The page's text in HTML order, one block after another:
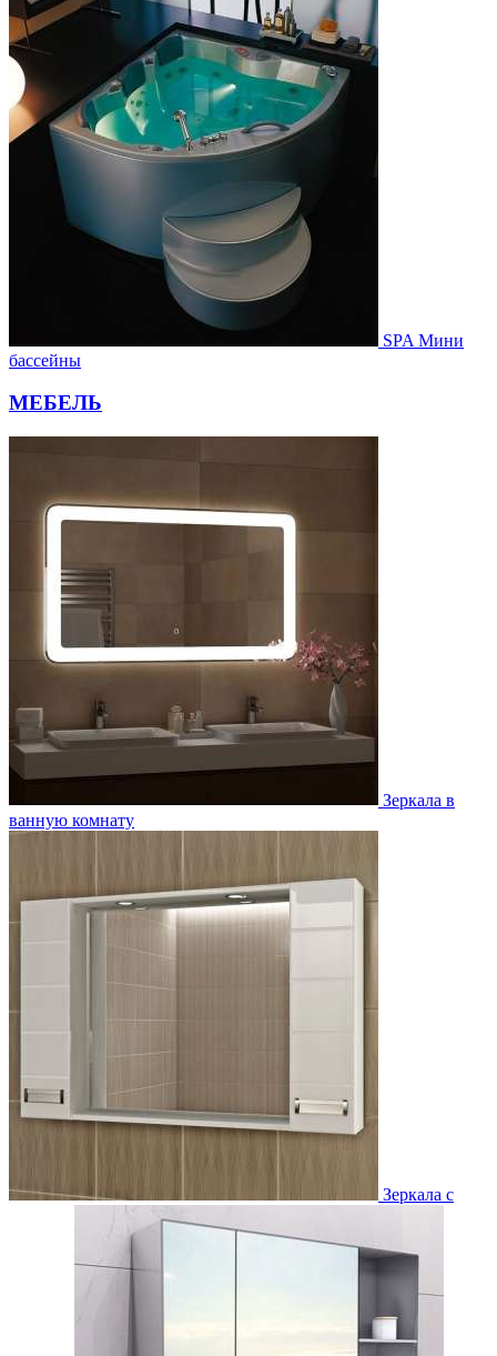
SPA Мини
бассейны
МЕБЕЛЬ
Зеркала в
ванную комнату
Зеркала с